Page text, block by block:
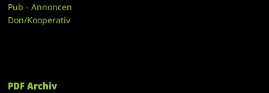
Pub - Annoncen
Don/Kooperativ
PDF Archiv